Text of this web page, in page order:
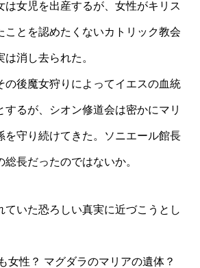
は女児を出産するが、女性がキリス
ことを認めたくないカトリック教会
消し去られた。
の後魔女狩りによってイエスの血統
するが、シオン修道会は密かにマリ
を守り続けてきた。ソニエール館長
長だったのではないか。
ていた恐ろしい真実に近づこうとし
女性？ マグダラのマリアの遺体？